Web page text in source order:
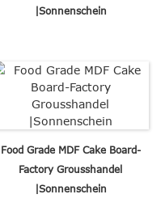
|Sonnenschein
Food Grade MDF Cake Board-
Factory Grousshandel
|Sonnenschein